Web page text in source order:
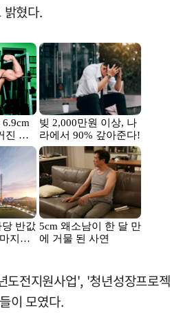
밝혔다.
도전지원사업', '청년성장프로젝
이 모였다.